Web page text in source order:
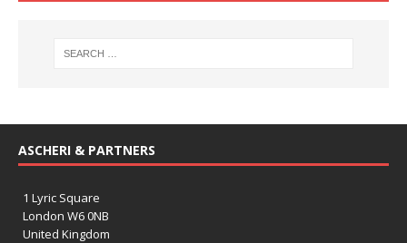
ASCHERI & PARTNERS
1 Lyric Square
London W6 0NB
United Kingdom